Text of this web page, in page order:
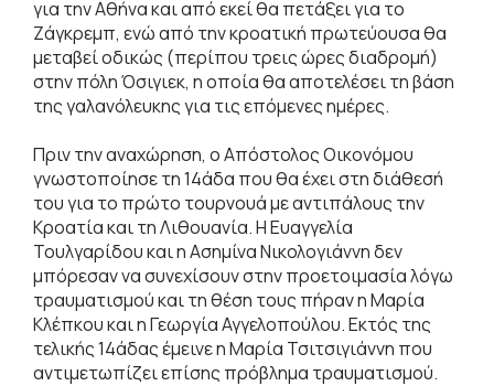
για την Αθήνα και από εκεί θα πετάξει για το
Ζάγκρεμπ, ενώ από την κροατική πρωτεύουσα θα
μεταβεί οδικώς (περίπου τρεις ώρες διαδρομή)
στην πόλη Όσιγιεκ, η οποία θα αποτελέσει τη βάση
της γαλανόλευκης για τις επόμενες ημέρες.
Πριν την αναχώρηση, ο Απόστολος Οικονόμου
γνωστοποίησε τη 14άδα που θα έχει στη διάθεσή
του για το πρώτο τουρνουά με αντιπάλους την
Κροατία και τη Λιθουανία. Η Ευαγγελία
Τουλγαρίδου και η Ασημίνα Νικολογιάννη δεν
μπόρεσαν να συνεχίσουν στην προετοιμασία λόγω
τραυματισμού και τη θέση τους πήραν η Μαρία
Κλέπκου και η Γεωργία Αγγελοπούλου. Εκτός της
τελικής 14άδας έμεινε η Μαρία Τσιτσιγιάννη που
αντιμετωπίζει επίσης πρόβλημα τραυματισμού.